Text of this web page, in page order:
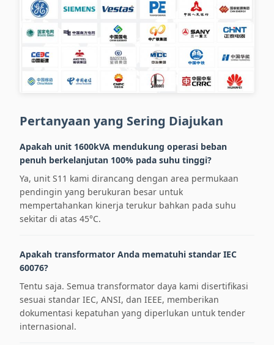
Pertanyaan yang Sering Diajukan
Apakah unit 1600kVA mendukung operasi beban
penuh berkelanjutan 100% pada suhu tinggi?
Ya, unit S11 kami dirancang dengan area permukaan
pendingin yang berukuran besar untuk
mempertahankan kinerja terukur bahkan pada suhu
sekitar di atas 45°C.
Apakah transformator Anda mematuhi standar IEC
60076?
Tentu saja. Semua transformator daya kami disertifikasi
sesuai standar IEC, ANSI, dan IEEE, memberikan
dokumentasi kepatuhan yang diperlukan untuk tender
internasional.